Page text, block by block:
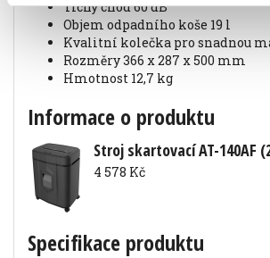
tichý chod 60 dB
objem odpadního koše 19 l
kvalitní kolečka pro snadnou
rozměry 366 x 287 x 500 mm
hmotnost 12,7 kg
Informace o produktu
Stroj skartovací AT-140AF
4 578 Kč
Specifikace produktu